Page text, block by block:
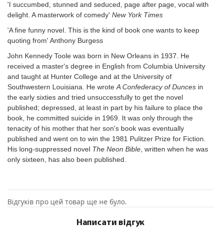
'I succumbed, stunned and seduced, page after page, vocal with
delight. A masterwork of comedy' New York Times
'A fine funny novel. This is the kind of book one wants to keep
quoting from' Anthony Burgess
John Kennedy Toole was born in New Orleans in 1937. He
received a master's degree in English from Columbia University
and taught at Hunter College and at the University of
Southwestern Louisiana. He wrote A Confederacy of Dunces in
the early sixties and tried unsuccessfully to get the novel
published; depressed, at least in part by his failure to place the
book, he committed suicide in 1969. It was only through the
tenacity of his mother that her son's book was eventually
published and went on to win the 1981 Pulitzer Prize for Fiction.
His long-suppressed novel The Neon Bible , written when he was
only sixteen, has also been published.
Відгуків про цей товар ще не було.
Написати відгук